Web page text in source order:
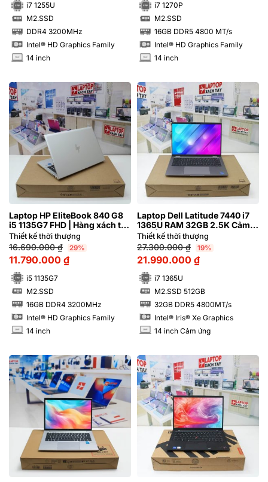
i7 1255U
SSD M2.SSD
DDR4 3200MHz
Intel® HD Graphics Family
INCH 14 inch
i7 1270P
SSD M2.SSD
16GB DDR5 4800 MT/s
Intel® HD Graphics Family
INCH 14 inch
Laptop HP EliteBook 840 G8
i5 1135G7 FHD | Hàng xách tay
99%
Thiết kế thời thượng
16.690.000₫ 29%
11.790.000 ₫
i5 1135G7
M2.SSD
16GB DDR4 3200MHz
Intel® HD Graphics Family
14 inch
Laptop Dell Latitude 7440 i7
1365U RAM 32GB 2.5K Cảm
ứng | Hàng xách tay 99%
Thiết kế thời thượng
27.300.000₫ 19%
21.990.000 ₫
i7 1365U
M2.SSD 512GB
32GB DDR5 4800MT/s
Intel® Iris® Xe Graphics
14 inch Cảm ứng